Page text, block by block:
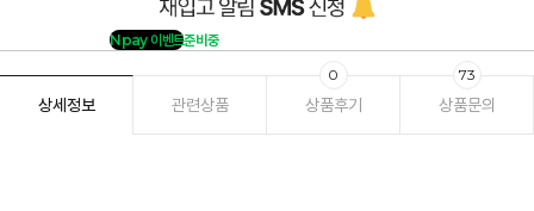
Npay 이벤트준비중
상세정보 관련상품 상품후기
0
상품문의
73